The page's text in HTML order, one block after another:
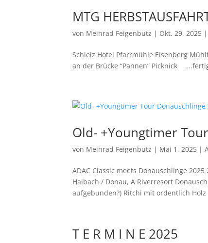
MTG
von Meinrad Feigenbutz | Okt. 29, 2025
Schleiz Hotel Pfarrmühle Eisenberg
an der Brücke “Pannen” Picknick
Old- +Youngtimer
von Meinrad Feigenbutz | Mai 1, 2025 |
ADAC Classic meets Donauschlinge
Haibach / Donau, A Riverresort
aufgebunden?) Ritchi mit ordentlich
T E R M I N E 2025